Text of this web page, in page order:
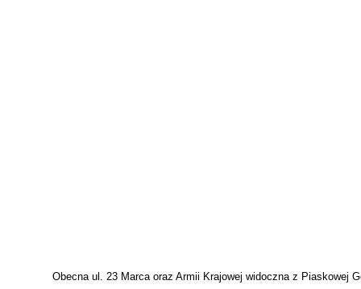
Obecna ul. 23 Marca oraz Armii Krajowej widoczna z Piaskowej